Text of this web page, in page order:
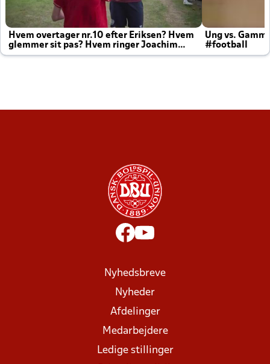
Hvem overtager nr.10 efter Eriksen? Hvem
glemmer sit pas? Hvem ringer Joachim
altid til efter kampe?
Ung vs.
#football
Nyhedsbreve
Nyheder
Afdelinger
Medarbejdere
Ledige stillinger